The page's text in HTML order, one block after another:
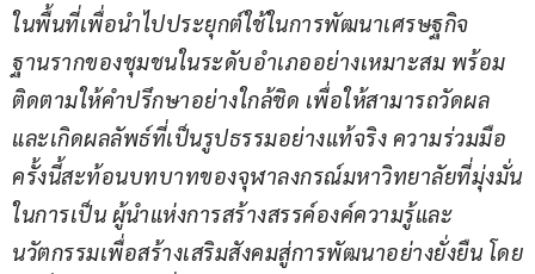
ในพื้นที่เพื่อนำไปประยุกต์ใช้ในการพัฒนาเศรษฐกิจ
ฐานรากของชุมชนในระดับอำเภออย่างเหมาะสม พร้อม
ติดตามให้คำปรึกษาอย่างใกล้ชิด เพื่อให้สามารถวัดผล
และเกิดผลลัพธ์ที่เป็นรูปธรรมอย่างแท้จริง ความร่วมมือ
ครั้งนี้สะท้อนบทบาทของจุฬาลงกรณ์มหาวิทยาลัยที่มุ่งมั่น
ในการเป็น ผู้นำแห่งการสร้างสรรค์องค์ความรู้และ
นวัตกรรมเพื่อสร้างเสริมสังคมสู่การพัฒนาอย่างยั่งยืน โดย